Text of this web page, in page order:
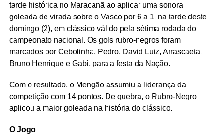
tarde histórica no Maracanã ao aplicar uma sonora
goleada de virada sobre o Vasco por 6 a 1, na tarde deste
domingo (2), em clássico válido pela sétima rodada do
campeonato nacional. Os gols rubro-negros foram
marcados por Cebolinha, Pedro, David Luiz, Arrascaeta,
Bruno Henrique e Gabi, para a festa da Nação.
Com o resultado, o Mengão assumiu a liderança da
competição com 14 pontos. De quebra, o Rubro-Negro
aplicou a maior goleada na história do clássico.
O Jogo